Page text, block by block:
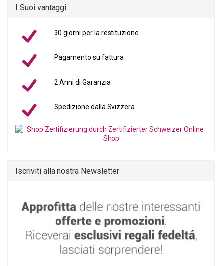
I Suoi vantaggi
30 giorni per la restituzione
Pagamento su fattura
2 Anni di Garanzia
Spedizione dalla Svizzera
Iscriviti alla nostra Newsletter